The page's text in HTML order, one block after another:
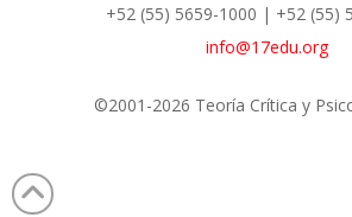
+52 (55) 5659-1000 | +52 (55)
info@17edu.org
©2001-2026 Teoría Crítica y